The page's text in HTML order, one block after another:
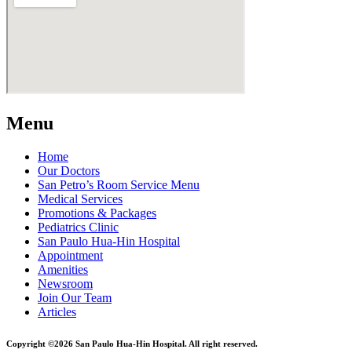
Menu
Home
Our Doctors
San Petro’s Room Service Menu
Medical Services
Promotions & Packages
Pediatrics Clinic
San Paulo Hua-Hin Hospital
Appointment
Amenities
Newsroom
Join Our Team
Articles
Copyright ©2026 San Paulo Hua-Hin Hospital. All right reserved.